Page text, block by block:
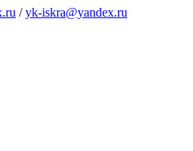
/yk-iskra@yandex.ru